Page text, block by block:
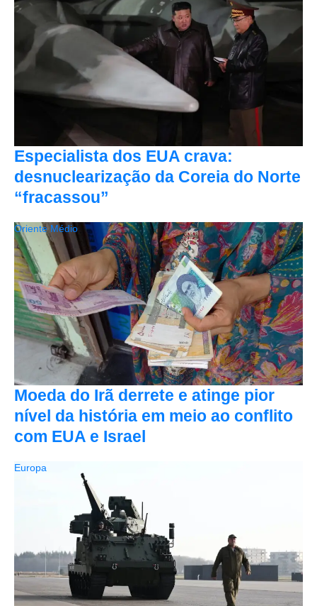
Especialista dos EUA crava:
desnuclearização da Coreia do Norte
“fracassou”
Moeda do Irã derrete e atinge pior
nível da história em meio ao conflito
com EUA e Israel
Oriente Médio
Europa